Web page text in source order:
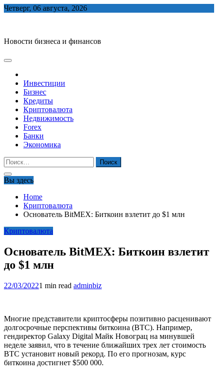
Skip
Четверг, 06 августа, 2026
Новости бизнеса и финансов
Инвестиции
Бизнес
Кредиты
Криптовалюта
Недвижимость
Forex
Банки
Экономика
Найти:
Вы здесь
Home
Криптовалюта
Основатель BitMEX: Биткоин взлетит до $1 млн
Криптовалюта
Основатель BitMEX: Биткоин взлетит
до $1 млн
22/03/20221 min read adminbiz
Многие представители криптосферы позитивно расценивают
долгосрочные перспективы биткоина (BTC). Например,
гендиректор Galaxy Digital Майк Новограц на минувшей
неделе заявил, что в течение ближайших трех лет стоимость
BTC установит новый рекорд. По его прогнозам, курс
биткоина достигнет $500 000.